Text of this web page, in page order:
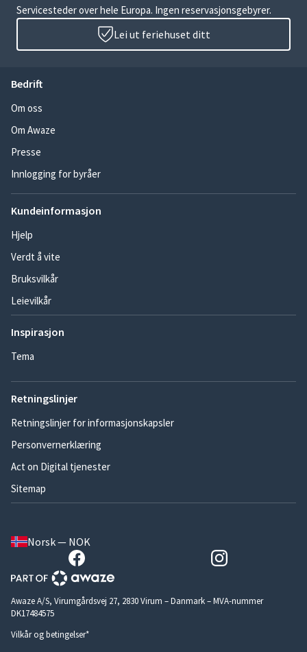
Servicesteder over hele Europa. Ingen reservasjonsgebyrer.
Lei ut feriehuset ditt
Bedrift
Om oss
Om Awaze
Presse
Innlogging for byråer
Kundeinformasjon
Hjelp
Verdt å vite
Bruksvilkår
Leievilkår
Inspirasjon
Tema
Retningslinjer
Retningslinjer for informasjonskapsler
Personvernerklæring
Act on Digital tjenester
Sitemap
Norsk — NOK
Awaze A/S, Virumgårdsvej 27, 2830 Virum – Danmark – MVA-nummer
DK17484575
Vilkår og betingelser*